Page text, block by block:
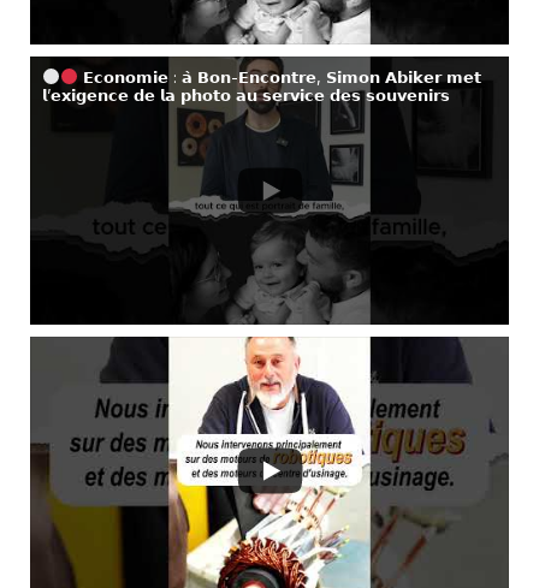
𝗘𝗰𝗼𝗻𝗼𝗺𝗶𝗲 : 𝗮̀ 𝗕𝗼𝗻-𝗘𝗻𝗰𝗼𝗻𝘁𝗿𝗲, 𝗦𝗶𝗺𝗼𝗻 𝗔𝗯𝗶𝗸𝗲𝗿 𝗺𝗲𝘁
𝗹’𝗲𝘅𝗶𝗴𝗲𝗻𝗰𝗲 𝗱𝗲 𝗹𝗮 𝗽𝗵𝗼𝘁𝗼 𝗮𝘂 𝘀𝗲𝗿𝘃𝗶𝗰𝗲 𝗱𝗲𝘀 𝘀𝗼𝘂𝘃𝗲𝗻𝗶𝗿𝘀